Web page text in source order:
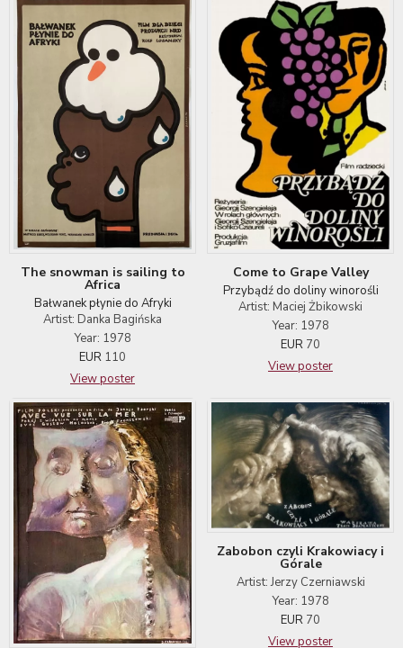
The snowman is sailing to
Africa
Bałwanek płynie do Afryki
Artist: Danka Bagińska
Year: 1978
EUR 110
View poster
Come to Grape Valley
Przybądź do doliny winorośli
Artist: Maciej Żbikowski
Year: 1978
EUR 70
View poster
Zabobon czyli Krakowiacy i
Górale
Artist: Jerzy Czerniawski
Year: 1978
EUR 70
View poster